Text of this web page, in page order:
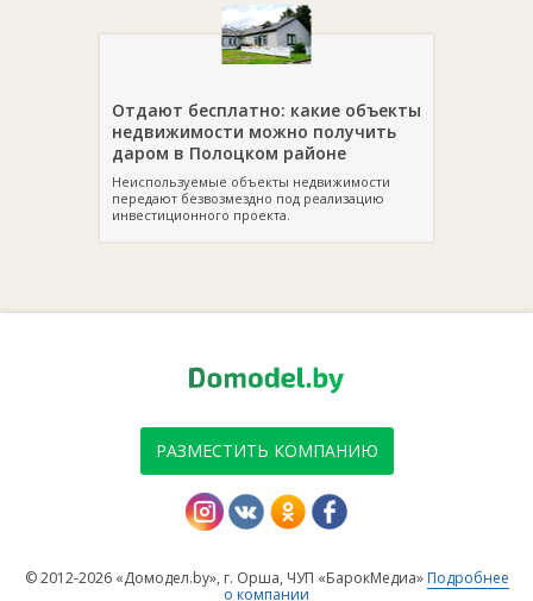
Отдают бесплатно: какие объекты
недвижимости можно получить
даром в Полоцком районе
Неиспользуемые объекты недвижимости
передают безвозмездно под реализацию
инвестиционного проекта.
РАЗМЕСТИТЬ КОМПАНИЮ
© 2012-2026 «Домодел.by», г. Орша, ЧУП «БарокМедиа» Подробнее
о компании